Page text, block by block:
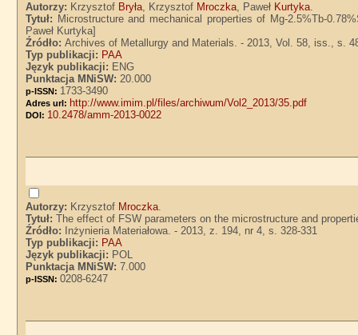
Autorzy: Krzysztof Bryła, Krzysztof Mroczka, Paweł Kurtyka.
Tytuł: Microstructure and mechanical properties of Mg-2.5%Tb-
Paweł Kurtyka]
Źródło:Archives of Metallurgy and Materials. - 2013, Vol. 58, iss., s.
Typ publikacji: PAA
Język publikacji: ENG
Punktacja MNiSW:20.000
p-ISSN: 1733-3490
Adres url: http://www.imim.pl/files/archiwum/Vol2_2013/35.pdf
DOI: 10.2478/amm-2013-0022
Autorzy: Krzysztof Mroczka.
Tytuł:The effect of FSW parameters on the microstructure and
Źródło:
Inżynieria Materiałowa. - 2013, z. 194, nr 4, s. 328-331
Typ publikacji: PAA
Język publikacji: POL
Punktacja MNiSW:7.000
p-ISSN:0208-6247